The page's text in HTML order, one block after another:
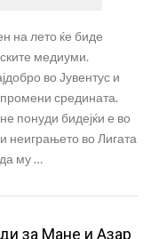
на лето ќе биде
медиуми.
во Јувентус и
средината.
понуди бидејќи е во
неиграњето во Лигата
му …
за Мане и Азар